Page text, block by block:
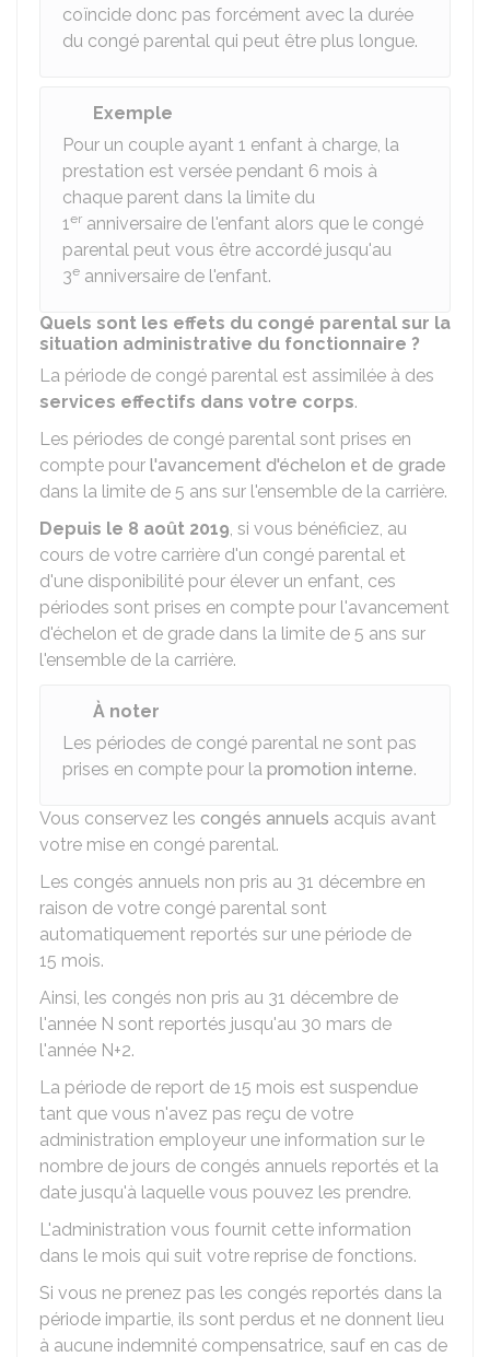
coïncide donc pas forcément avec la durée
du congé parental qui peut être plus longue.
Exemple
Pour un couple ayant 1 enfant à charge, la
prestation est versée pendant 6 mois à
chaque parent dans la limite du
1er anniversaire de l'enfant alors que le congé
parental peut vous être accordé jusqu'au
3e anniversaire de l'enfant.
Quels sont les effets du congé parental sur la
situation administrative du fonctionnaire ?
La période de congé parental est assimilée à des
services effectifs dans votre corps.
Les périodes de congé parental sont prises en
compte pour l'avancement d'échelon et de grade
dans la limite de 5 ans sur l'ensemble de la carrière.
Depuis le 8 août 2019, si vous bénéficiez, au
cours de votre carrière d'un congé parental et
d'une disponibilité pour élever un enfant, ces
périodes sont prises en compte pour l'avancement
d'échelon et de grade dans la limite de 5 ans sur
l'ensemble de la carrière.
À noter
Les périodes de congé parental ne sont pas
prises en compte pour la promotion interne.
Vous conservez les congés annuels acquis avant
votre mise en congé parental.
Les congés annuels non pris au 31 décembre en
raison de votre congé parental sont
automatiquement reportés sur une période de
15 mois.
Ainsi, les congés non pris au 31 décembre de
l'année N sont reportés jusqu'au 30 mars de
l'année N+2.
La période de report de 15 mois est suspendue
tant que vous n'avez pas reçu de votre
administration employeur une information sur le
nombre de jours de congés annuels reportés et la
date jusqu'à laquelle vous pouvez les prendre.
L'administration vous fournit cette information
dans le mois qui suit votre reprise de fonctions.
Si vous ne prenez pas les congés reportés dans la
période impartie, ils sont perdus et ne donnent lieu
à aucune indemnité compensatrice, sauf en cas de